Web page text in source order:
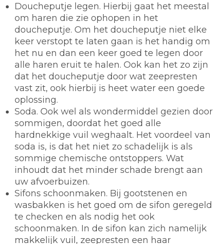
Doucheputje legen. Hierbij gaat het meestal
om haren die zie ophopen in het
doucheputje. Om het doucheputje niet elke
keer verstopt te laten gaan is het handig om
het nu en dan een keer goed te legen door
alle haren eruit te halen. Ook kan het zo zijn
dat het doucheputje door wat zeepresten
vast zit, ook hierbij is heet water een goede
oplossing.
Soda. Ook wel als wondermiddel gezien door
sommigen, doordat het goed alle
hardnekkige vuil weghaalt. Het voordeel van
soda is, is dat het niet zo schadelijk is als
sommige chemische ontstoppers. Wat
inhoudt dat het minder schade brengt aan
uw afvoerbuizen.
Sifons schoonmaken. Bij gootstenen en
wasbakken is het goed om de sifon geregeld
te checken en als nodig het ook
schoonmaken. In de sifon kan zich namelijk
makkelijk vuil, zeepresten een haar